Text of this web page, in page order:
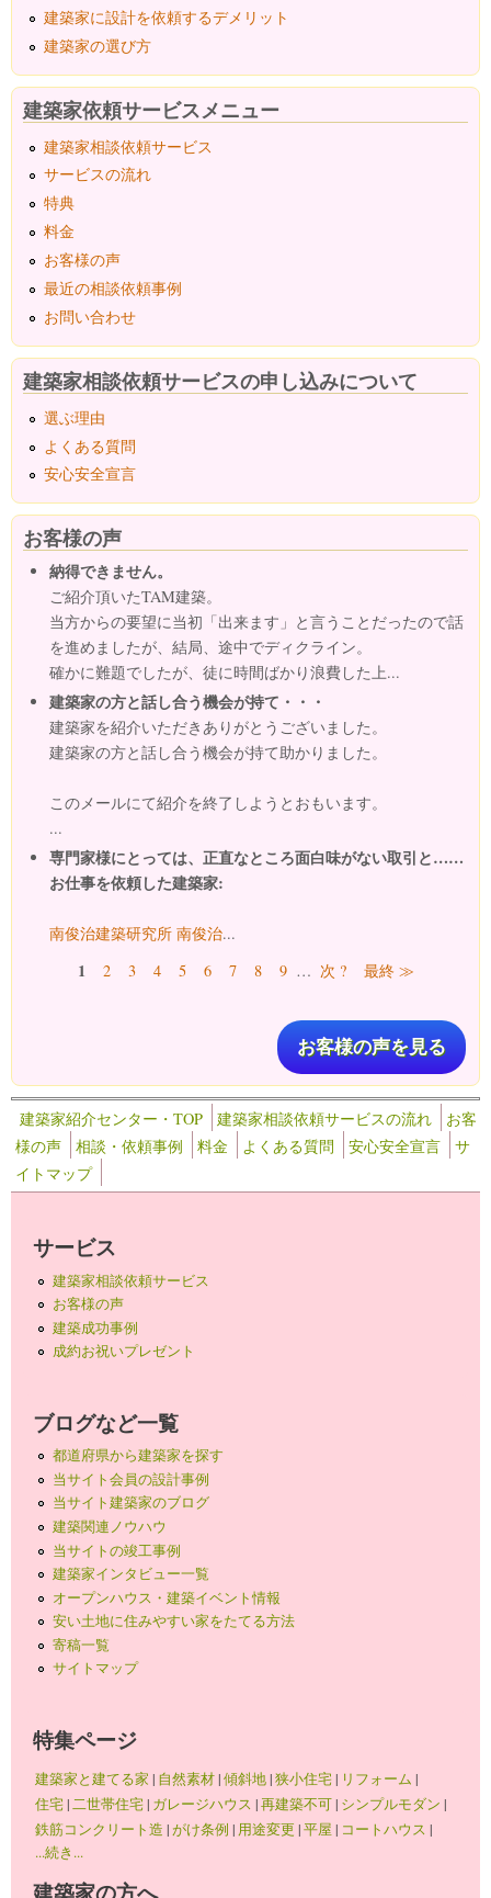
建築家に設計を依頼するデメリット
建築家の選び方
建築家依頼サービスメニュー
建築家相談依頼サービス
サービスの流れ
特典
料金
お客様の声
最近の相談依頼事例
お問い合わせ
建築家相談依頼サービスの申し込みについて
選ぶ理由
よくある質問
安心安全宣言
お客様の声
納得できません。
ご紹介頂いたTAM建築。
当方からの要望に当初「出来ます」と言うことだったので話
を進めましたが、結局、途中でディクライン。
確かに難題でしたが、徒に時間ばかり浪費した上...
建築家の方と話し合う機会が持て・・・
建築家を紹介いただきありがとうございました。
建築家の方と話し合う機会が持て助かりました。
このメールにて紹介を終了しようとおもいます。
...
専門家様にとっては、正直なところ面白味がない取引と……
お仕事を依頼した建築家:
南俊治建築研究所 南俊治...
ページ1 2 3 4 5 6 7 8 9 … 次 ? 最終 ≫
お客様の声を見る
建築家紹介センター・TOP 建築家相談依頼サービスの流れ
お客
様の声
相談・依頼事例 料金 よくある質問 安心安全宣言
サ
イトマップ
サービス
建築家相談依頼サービス
お客様の声
建築成功事例
成約お祝いプレゼント
ブログなど一覧
都道府県から建築家を探す
当サイト会員の設計事例
当サイト建築家のブログ
建築関連ノウハウ
当サイトの竣工事例
建築家インタビュー一覧
オープンハウス・建築イベント情報
安い土地に住みやすい家をたてる方法
寄稿一覧
サイトマップ
特集ページ
建築家と建てる家 | 自然素材|傾斜地|狭小住宅| リフォーム |
住宅|二世帯住宅| ガレージハウス |再建築不可| シンプルモダン |
鉄筋コンクリート造 |がけ条例 | 用途変更 |平屋 | コートハウス |
...続き...